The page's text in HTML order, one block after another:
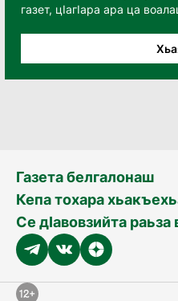
газет, цӀагӀара ара ца
Газета белгалонаш
Кепа тохара
Се дӀавовзийта раьза